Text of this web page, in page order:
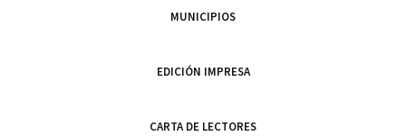
MUNICIPIOS
EDICIÓN IMPRESA
CARTA DE LECTORES